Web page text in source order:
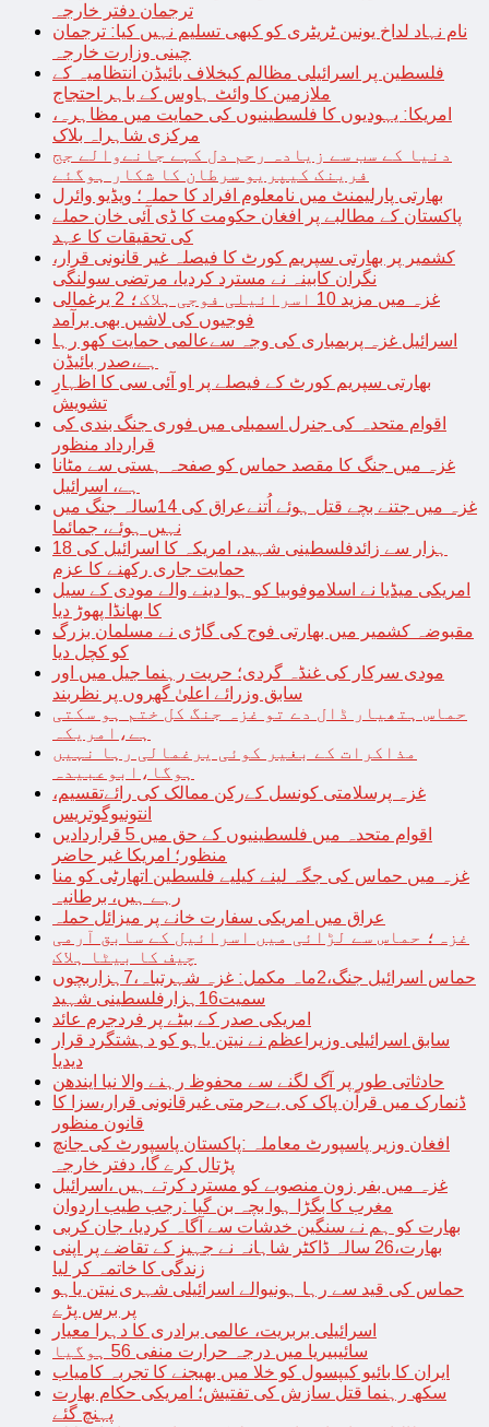
ترجمان دفتر خارجہ
نام نہاد لداخ یونین ٹریٹری کو کبھی تسلیم نہیں کیا: ترجمان
چینی وزارت خارجہ
فلسطین پر اسرائیلی مظالم کیخلاف بائیڈن انتظامیہ کے
ملازمین کا وائٹ ہاوس کے باہر احتجاج
امریکا: یہودیوں کا فلسطینیوں کی حمایت میں مظاہرہ،
مرکزی شاہراہ بلاک
دنیا کے سب سے زیادہ رحم دل کہے جانےوالے جج
فرینک کیپریو سرطان کا شکار ہوگئے
بھارتی پارلیمنٹ میں نامعلوم افراد کا حملہ؛ ویڈیو وائرل
پاکستان کے مطالبے پر افغان حکومت کا ڈی آئی خان حملے
کی تحقیقات کا عہد
کشمیر پر بھارتی سپریم کورٹ کا فیصلہ غیر قانونی قرار،
نگران کابینہ نے مسترد کردیا، مرتضی سولنگی
غزہ میں مزید 10 اسرائیلی فوجی ہلاک؛ 2 یرغمالی
فوجیوں کی لاشیں بھی برآمد
اسرائیل غزہ پربمباری کی وجہ سےعالمی حمایت کھو رہا
ہے،صدر بائیڈن
بھارتی سپریم کورٹ کے فیصلے پر او آئی سی کا اظہارِ
تشویش
اقوام متحدہ کی جنرل اسمبلی میں فوری جنگ بندی کی
قرارداد منظور
غزہ میں جنگ کا مقصد حماس کو صفحہ ہستی سے مٹانا
ہے، اسرائیل
غزہ میں جتنے بچے قتل ہوئے اُتنےعراق کی 14سالہ جنگ میں
نہیں ہوئے، جمائما
18 ہزار سے زائدفلسطینی شہید، امریکہ کا اسرائیل کی
حمایت جاری رکھنے کا عزم
امریکی میڈیا نے اسلاموفوبیا کو ہوا دینے والے مودی کے سیل
کا بھانڈا پھوڑ دیا
مقبوضہ کشمیر میں بھارتی فوج کی گاڑی نے مسلمان بزرگ
کو کچل دیا
مودی سرکار کی غنڈہ گردی؛ حریت رہنما جیل میں اور
سابق وزرائے اعلیٰ گھروں پر نظربند
حماس ہتھیار ڈال دے تو غزہ جنگ کل ختم ہو سکتی
ہے،امریکہ
مذاکرات کے بغیر کوئی یرغمالی رہا نہیں
ہوگا،ابوعبیدہ
غزہ پرسلامتی کونسل کےرکن ممالک کی رائےتقسیم،
انتونیوگوتریس
اقوام متحدہ میں فلسطینیوں کے حق میں 5 قراردادیں
منظور؛ امریکا غیر حاضر
غزہ میں حماس کی جگہ لینے کیلیے فلسطین اتھارٹی کو منا
رہے ہیں، برطانیہ
عراق میں امریکی سفارت خانے پر میزائل حملہ
غزہ؛ حماس سے لڑائی میں اسرائیل کے سابق آرمی
چیف کا بیٹا ہلاک
حماس اسرائیل جنگ،2ماہ مکمل: غزہ شہرتباہ،7ہزاربچوں
سمیت16ہزارفلسطینی شہید
امریکی صدر کے بیٹے پر فردجرم عائد
سابق اسرائیلی وزیراعظم نے نیتن یاہو کو دہشتگرد قرار
دیدیا
حادثاتی طور پر آگ لگنے سے محفوظ رہنے والا نیا ایندھن
ڈنمارک میں قرآن پاک کی بےحرمتی غیرقانونی قرار،سزا کا
قانون منظور
افغان وزیر پاسپورٹ معاملہ :پاکستان پاسپورٹ کی جانچ
پڑتال کرے گا، دفتر خارجہ
غزہ میں بفر زون منصوبے کو مسترد کرتے ہیں ،اسرائیل
مغرب کا بگڑا ہوا بچہ بن گیا :رجب طیب اردوان
بھارت کو ہم نے سنگین خدشات سے آگاہ کردیا، جان کربی
بھارت،26 سالہ ڈاکٹر شاہانہ نے جہیز کے تقاضے پر اپنی
زندگی کا خاتمہ کر لیا
حماس کی قید سے رہا ہونیوالے اسرائیلی شہری نیتن یاہو
پر برس پڑے
اسرائیلی بربریت، عالمی برادری کا دہرا معیار
سائیبیریا میں درجہ حرارت منفی 56 ہوگیا
ایران کا بائیو کیپسول کو خلا میں بھیجنے کا تجربہ کامیاب
سکھ رہنما قتل سازش کی تفتیش؛ امریکی حکام بھارت
پہنچ گئے